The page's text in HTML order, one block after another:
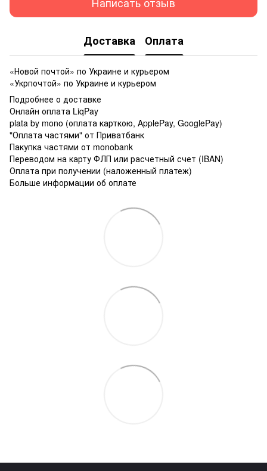
Доставка Оплата
«Новой почтой» по Украине и курьером
«Укрпочтой» по Украине и курьером
Подробнее о доставке
Онлайн оплата LiqPay
plata by mono (оплата карткою, ApplePay, GooglePay)
"Оплата частями" от Приватбанк
Пакупка частями от monobank
Переводом на карту ФЛП или расчетный счет (IBAN)
Оплата при получении (наложенный платеж)
Больше информации об оплате